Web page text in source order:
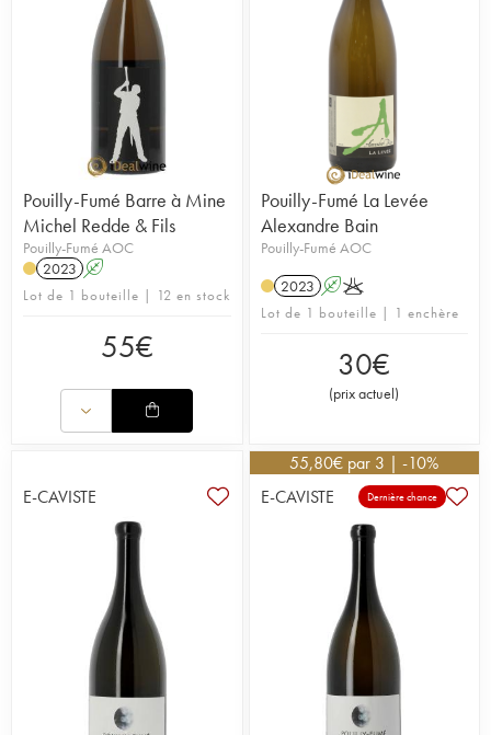
Pouilly-Fumé Barre à Mine
Michel Redde & Fils
Pouilly-Fumé AOC
2023 A
Lot de 1 bouteille | 12 en stock
55€
Pouilly-Fumé La Levée
Alexandre Bain
Pouilly-Fumé AOC
2023 AK
Lot de 1 bouteille | 1 enchère
30€
(prix actuel)
E-CAVISTE
55,80€ par 3 | -10%
E-CAVISTE
Dernière chance